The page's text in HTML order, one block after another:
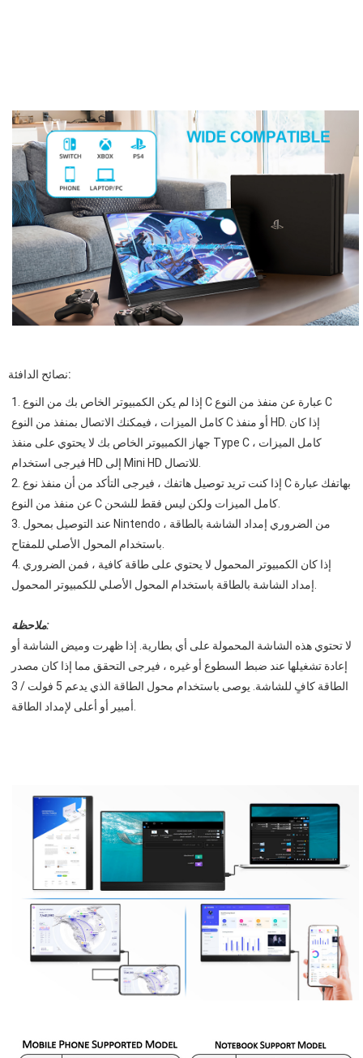
نصائح الدافئة:
1. إذا لم يكن الكمبيوتر الخاص بك من النوع C عبارة عن منفذ من النوع C
كامل الميزات ، فيمكنك الاتصال بمنفذ من النوع C أو منفذ HD. إذا كان
جهاز الكمبيوتر الخاص بك لا يحتوي على منفذ Type C كامل الميزات ،
2. إذا كنت تريد توصيل هاتفك ، فيرجى التأكد من أن منفذ نوع C بهاتفك عبارة
3. عند التوصيل بمحول Nintendo ، من الضروري إمداد الشاشة بالطاقة
4. إذا كان الكمبيوتر المحمول لا يحتوي على طاقة كافية ، فمن الضروري
ملاحظة:
لا تحتوي هذه الشاشة المحمولة على أي بطارية. إذا ظهرت وميض الشاشة أو
إعادة تشغيلها عند ضبط السطوع أو غيره ، فيرجى التحقق مما إذا كان مصدر
الطاقة كافٍ للشاشة. يوصى باستخدام محول الطاقة الذي يدعم 5 فولت / 3